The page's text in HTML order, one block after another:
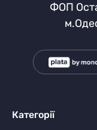
ФОП
Категорії